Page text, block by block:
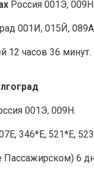
Россия 001Э, 009Н.
001И, 015Й,
12 часов 36 минут.
001Э, 009Н.
346*Е, 521*Е,
Пассажирском) 6